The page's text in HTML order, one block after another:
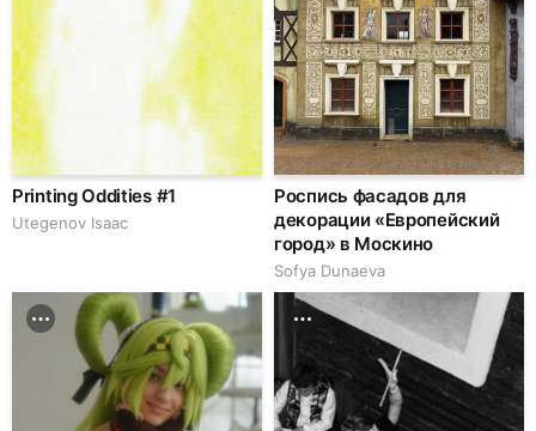
Printing Oddities #1
Utegenov Isaac
Роспись фасадов для
декорации «Европейский
город» в Москино
Sofya Dunaeva